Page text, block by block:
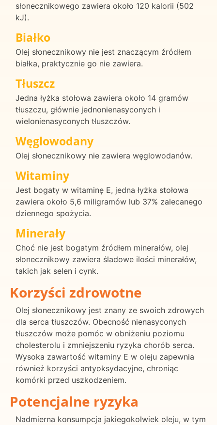
słonecznikowego zawiera około 120 kalorii (502
kJ).
Białko
Olej słonecznikowy nie jest znaczącym źródłem
białka, praktycznie go nie zawiera.
Tłuszcz
Jedna łyżka stołowa zawiera około 14 gramów
tłuszczu, głównie jednonienasyconych i
wielonienasyconych tłuszczów.
Węglowodany
Olej słonecznikowy nie zawiera węglowodanów.
Witaminy
Jest bogaty w witaminę E, jedna łyżka stołowa
zawiera około 5,6 miligramów lub 37% zalecanego
dziennego spożycia.
Minerały
Choć nie jest bogatym źródłem minerałów, olej
słonecznikowy zawiera śladowe ilości minerałów,
takich jak selen i cynk.
Korzyści zdrowotne
Olej słonecznikowy jest znany ze swoich zdrowych
dla serca tłuszczów. Obecność nienasyconych
tłuszczów może pomóc w obniżeniu poziomu
cholesterolu i zmniejszeniu ryzyka chorób serca.
Wysoka zawartość witaminy E w oleju zapewnia
również korzyści antyoksydacyjne, chroniąc
komórki przed uszkodzeniem.
Potencjalne ryzyka
Nadmierna konsumpcja jakiegokolwiek oleju, w tym